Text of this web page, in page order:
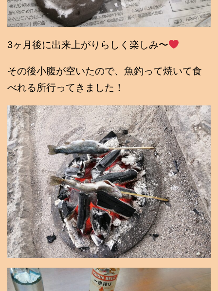
3ヶ月後に出来上がりらしく楽しみ〜
その後小腹が空いたので、魚釣って焼いて食
べれる所行ってきました！